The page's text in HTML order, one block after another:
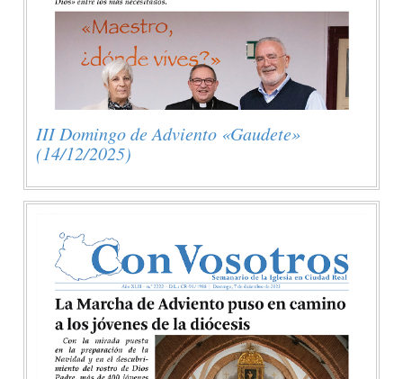
III Domingo de Adviento «Gaudete»
(14/12/2025)